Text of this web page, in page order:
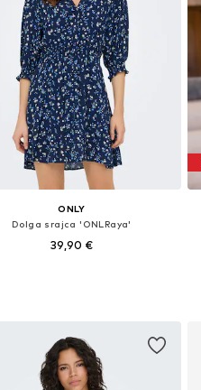
ONLY
Dolga srajca 'ONLRaya'
39,90 €